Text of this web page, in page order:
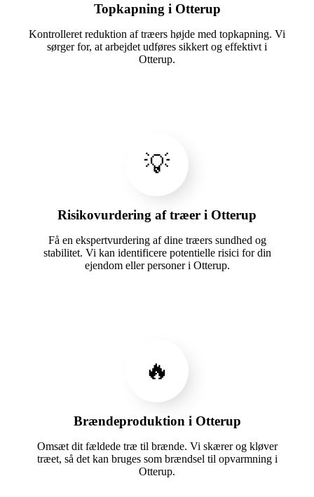
Topkapning i Otterup
Kontrolleret reduktion af træers højde med topkapning. Vi
sørger for, at arbejdet udføres sikkert og effektivt i
Otterup.
💡
Risikovurdering af træer i Otterup
Få en ekspertvurdering af dine træers sundhed og
stabilitet. Vi kan identificere potentielle risici for din
ejendom eller personer i Otterup.
🔥
Brændeproduktion i Otterup
Omsæt dit fældede træ til brænde. Vi skærer og kløver
træet, så det kan bruges som brændsel til opvarmning i
Otterup.